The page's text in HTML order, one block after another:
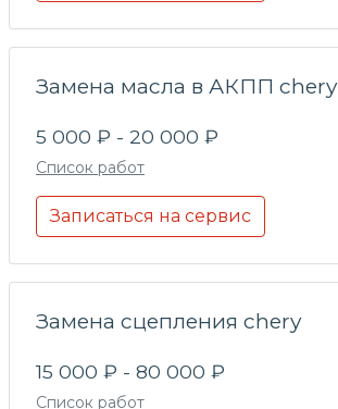
Замена масла в АКПП chery
5 000 ₽ - 20 000 ₽
Список работ
Записаться на сервис
Замена сцепления chery
15 000 ₽ - 80 000 ₽
Список работ